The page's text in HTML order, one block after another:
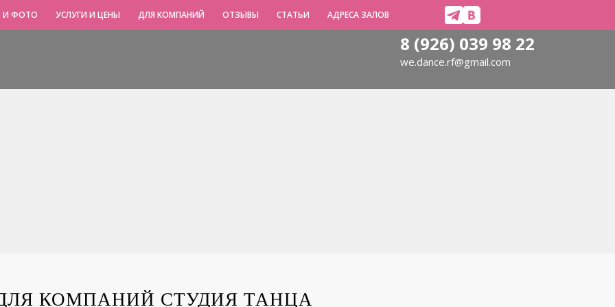
8 (926) 039 98 22
we.dance.rf@gmail.com
И ФОТО УСЛУГИ И ЦЕНЫ ДЛЯ КОМПАНИЙ ОТЗЫВЫ СТАТЬИ АДРЕСА ЗАЛОВ
КОМПАНИЙ СТУДИЯ ТАНЦА